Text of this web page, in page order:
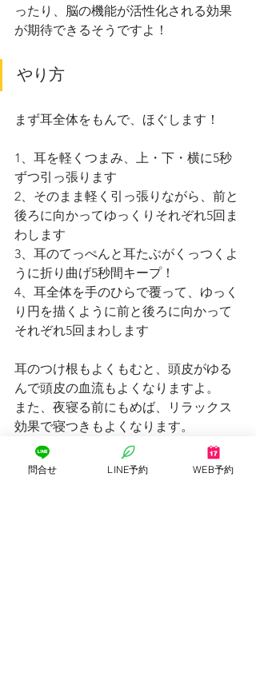
ったり、脳の機能が活性化される効果
が期待できるそうですよ！
やり方
まず耳全体をもんで、ほぐします！
1、耳を軽くつまみ、上・下・横に5秒
ずつ引っ張ります
2、そのまま軽く引っ張りながら、前と
後ろに向かってゆっくりそれぞれ5回ま
わします
3、耳のてっぺんと耳たぶがくっつくよ
うに折り曲げ5秒間キープ！
4、耳全体を手のひらで覆って、ゆっく
り円を描くように前と後ろに向かって
それぞれ5回まわします
耳のつけ根もよくもむと、頭皮がゆる
んで頭皮の血流もよくなりますよ。
また、夜寝る前にもめば、リラックス
効果で寝つきもよくなります。
問合せ LINE予約 WEB予約